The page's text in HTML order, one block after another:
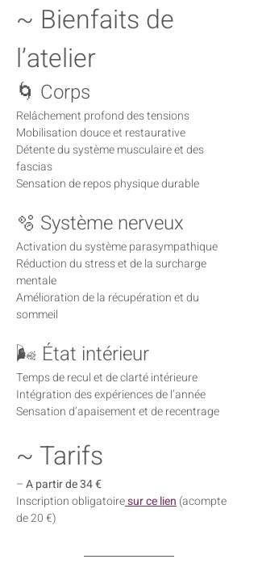
~ Bienfaits de
l’atelier
🌀 Corps
Relâchement profond des tensions
Mobilisation douce et restaurative
Détente du système musculaire et des
fascias
Sensation de repos physique durable
🫧 Système nerveux
Activation du système parasympathique
Réduction du stress et de la surcharge
mentale
Amélioration de la récupération et du
sommeil
🌬 État intérieur
Temps de recul et de clarté intérieure
Intégration des expériences de l’année
Sensation d’apaisement et de recentrage
~ Tarifs
– A partir de 34 €
Inscription obligatoiresur ce lien (acompte
de 20 €)